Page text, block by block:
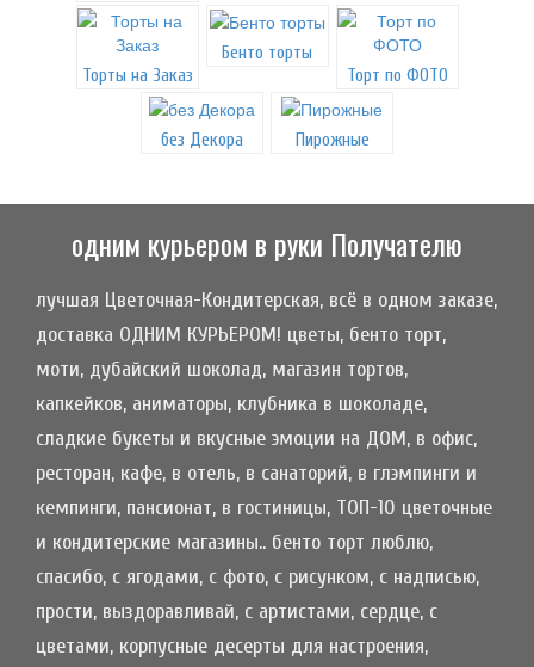
Торты на Заказ
Бенто торты
Торт по ФОТО
без Декора Пирожные
одним курьером в руки Получателю
лучшая Цветочная-Кондитерская, всё в одном заказе,
доставка ОДНИМ КУРЬЕРОМ! цветы, бенто торт,
моти, дубайский шоколад, магазин тортов,
капкейков, аниматоры, клубника в шоколаде,
сладкие букеты и вкусные эмоции на ДОМ, в офис,
ресторан, кафе, в отель, в санаторий, в глэмпинги и
кемпинги, пансионат, в гостиницы, ТОП-10 цветочные
и кондитерские магазины.. бенто торт люблю,
спасибо, с ягодами, с фото, с рисунком, с надписью,
прости, выздоравливай, с артистами, сердце, с
цветами, корпусные десерты для настроения,